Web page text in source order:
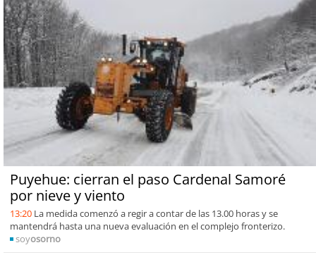
Puyehue: cierran el paso Cardenal Samoré
por nieve y viento
13:20 La medida comenzó a regir a contar de las 13.00 horas y se
mantendrá hasta una nueva evaluación en el complejo fronterizo.
soyosorno